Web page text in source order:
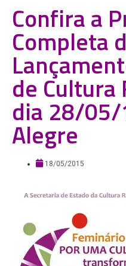
Confira a
Completa
de
dia 28/
Alegre
18/05/2015